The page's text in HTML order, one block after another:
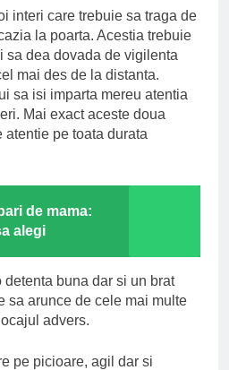
interi care trebuie sa traga de
la poarta. Acestia trebuie
sa dea dovada de vigilenta
mai des de la distanta.
sa isi imparta mereu atentia
Mai exact aceste doua
pe toata durata
de mama:
alegi
detenta buna dar si un brat
sa arunce de cele mai multe
advers.
pe picioare, agil dar si